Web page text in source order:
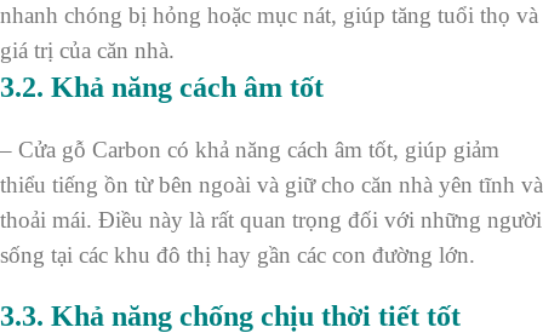
nhanh chóng bị hỏng hoặc mục nát, giúp tăng tuổi thọ và
giá trị của căn nhà.
3.2. Khả năng cách âm tốt
– Cửa gỗ Carbon có khả năng cách âm tốt, giúp giảm
thiểu tiếng ồn từ bên ngoài và giữ cho căn nhà yên tĩnh và
thoải mái. Điều này là rất quan trọng đối với những người
sống tại các khu đô thị hay gần các con đường lớn.
3.3. Khả năng chống chịu thời tiết tốt